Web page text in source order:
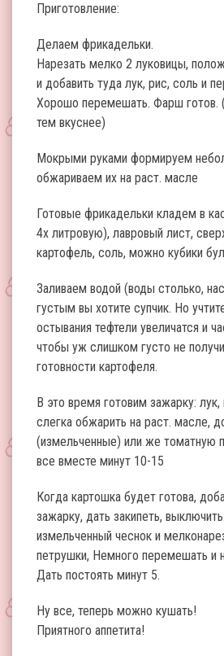
Приготовление:
Делаем фрикадельки.
Нарезать мелко 2 луковицы,
и добавить туда лук, рис, соль и
Хорошо перемешать. Фарш
тем вкуснее)
Мокрыми руками формируем
обжариваем их на раст. масле
Готовые фрикадельки кладем в
4х литровую), лавровый лист,
картофель, соль, можно кубики
Заливаем водой (воды столько,
густым вы хотите супчик. Но
остывания тефтели увеличатся и
чтобы уж слишком густо не
готовности картофеля.
В это время готовим зажарку:
слегка обжарить на раст. масле,
(измельченные) или же томатную
все вместе минут 10-15
Когда картошка будет готова,
зажарку, дать закипеть,
измельченный чеснок и
петрушки, Немного перемешать и
Дать постоять минут 5.
Ну все, теперь можно кушать!
Приятного аппетита!